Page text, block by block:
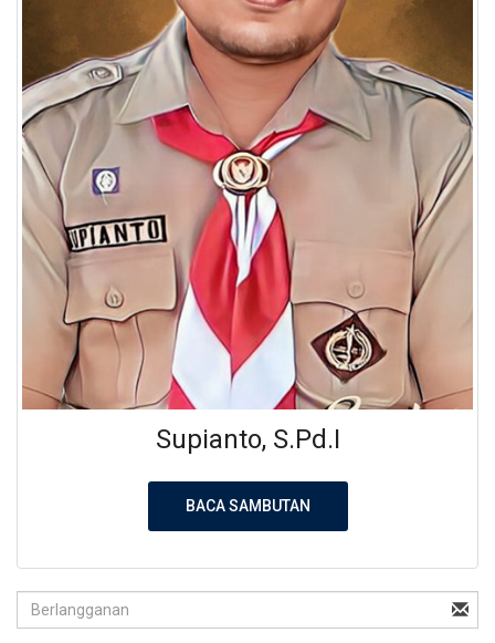
Supianto, S.Pd.I
BACA SAMBUTAN